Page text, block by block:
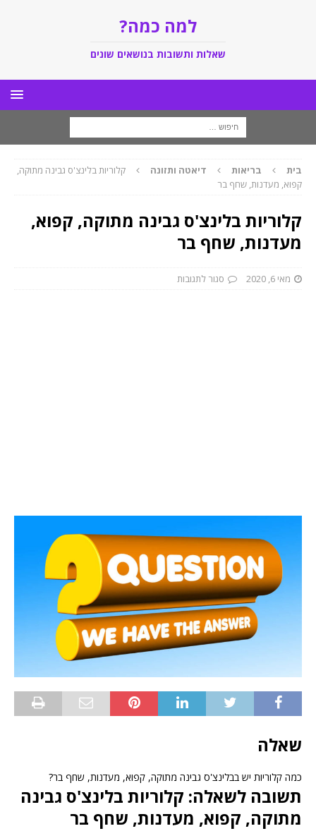
למה כמה?
שאלות ותשובות בנושאים שונים
בית בריאות דיאטה ותזונה
קלוריות בלינצ'ס גבינה מתוקה,
קפוא, מעדנות, שחף בר
קלוריות בלינצ'ס גבינה מתוקה, קפוא,
מעדנות, שחף בר
מאי 6, 2020 סגור לתגובות
שאלה
כמה קלוריות יש בבלינצ'ס גבינה מתוקה, קפוא, מעדנות, שחף בר?
תשובה לשאלה: קלוריות בלינצ'ס גבינה
מתוקה, קפוא, מעדנות, שחף בר